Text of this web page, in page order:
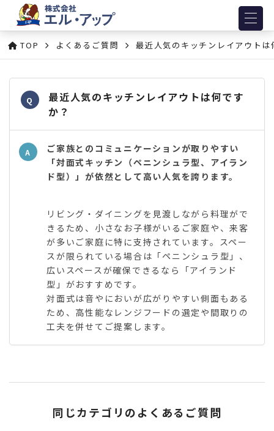
TOP よくあるご質問 最近人気のキッチンレイアウト
Q
最近人気のキッチンレイアウトは何です
か？
A
ご家族とのコミュニケーションが取りやすい
「対面式キッチン（ペニンシュラ型、アイラン
ド型）」が依然として高い人気を誇ります。
リビング・ダイニングを見渡しながら料理がで
きるため、小さなお子様がいるご家庭や、来客
が多いご家庭に特に支持されています。スペー
スが限られている場合は「ペニンシュラ型」、
広いスペースが確保できるなら「アイランド
型」がおすすめです。
対面式は音やにおいが広がりやすい側面もある
ため、高性能なレンジフードの選定や間取りの
工夫を併せてご提案します。
同じカテゴリのよくあるご質問